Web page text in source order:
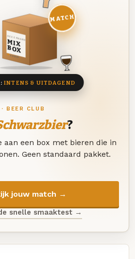
BEER CLUB
?
aan een box met bieren die in
Geen standaard pakket.
jouw match →
snelle smaaktest →
DEZE MAAND
MIX
BOX
8 BIEREN
MATCH
INTENS & UITDAGEND